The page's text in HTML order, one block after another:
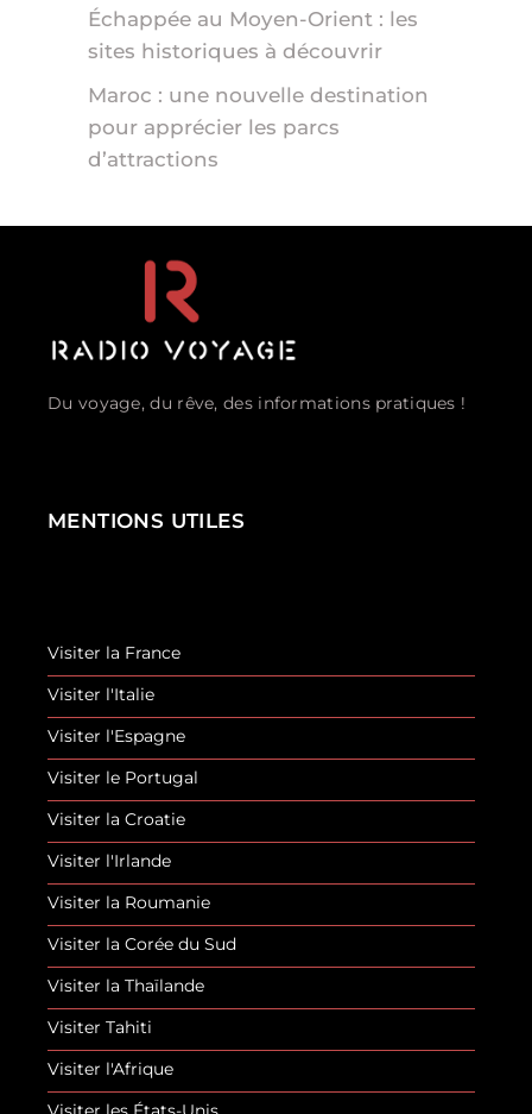
Échappée au Moyen-Orient : les
sites historiques à découvrir
Maroc : une nouvelle destination
pour apprécier les parcs
d’attractions
Du voyage, du rêve, des informations pratiques !
MENTIONS UTILES
Visiter la France
Visiter l'Italie
Visiter l'Espagne
Visiter le Portugal
Visiter la Croatie
Visiter l'Irlande
Visiter la Roumanie
Visiter la Corée du Sud
Visiter la Thaïlande
Visiter Tahiti
Visiter l'Afrique